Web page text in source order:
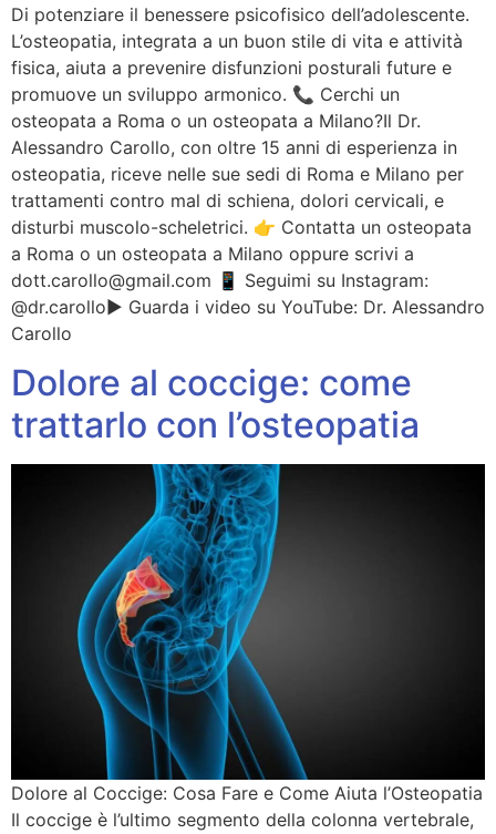
Di potenziare il benessere psicofisico dell’adolescente.
L’osteopatia, integrata a un buon stile di vita e attività
fisica, aiuta a prevenire disfunzioni posturali future e
promuove un sviluppo armonico. 📞 Cerchi un
osteopata a Roma o un osteopata a Milano?Il Dr.
Alessandro Carollo, con oltre 15 anni di esperienza in
osteopatia, riceve nelle sue sedi di Roma e Milano per
trattamenti contro mal di schiena, dolori cervicali, e
disturbi muscolo-scheletrici. 👉 Contatta un osteopata
a Roma o un osteopata a Milano oppure scrivi a
dott.carollo@gmail.com 📱 Seguimi su Instagram:
@dr.carollo▶️ Guarda i video su YouTube: Dr. Alessandro
Carollo
Dolore al coccige: come
trattarlo con l’osteopatia
Dolore al Coccige: Cosa Fare e Come Aiuta l’Osteopatia
Il coccige è l’ultimo segmento della colonna vertebrale,